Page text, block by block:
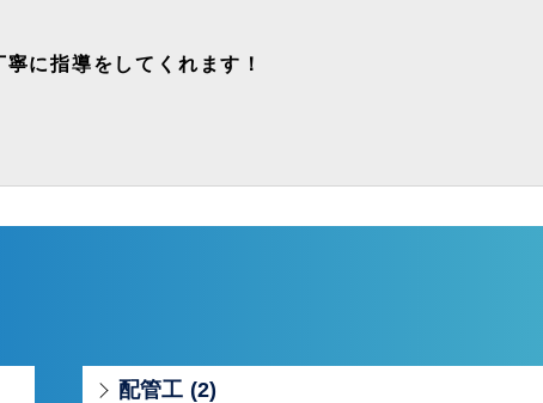
に指導をしてくれます！
配管工 (2)